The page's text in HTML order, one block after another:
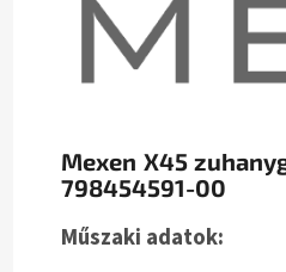
Mexen X45
798454591-00
Műszaki adatok: